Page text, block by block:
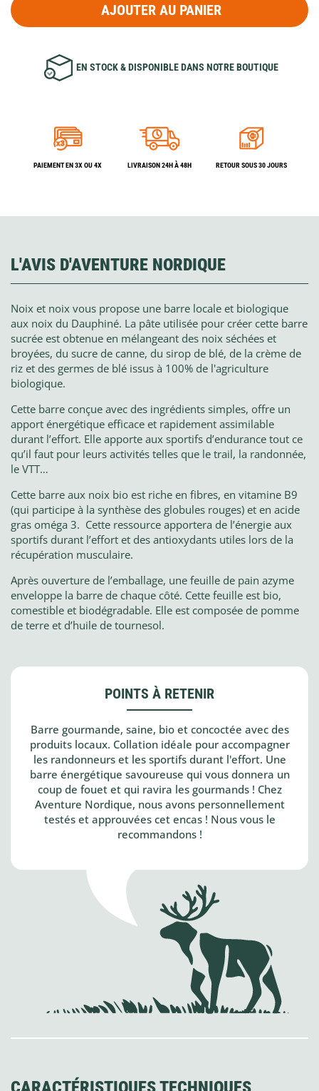
AJOUTER AU PANIER
EN STOCK & DISPONIBLE DANS NOTRE BOUTIQUE
PAIEMENT EN 3X OU 4X LIVRAISON 24H À 48H RETOUR SOUS 30 JOURS
L'AVIS D'AVENTURE NORDIQUE
Noix et noix vous propose une barre locale et biologique
aux noix du Dauphiné. La pâte utilisée pour créer cette barre
sucrée est obtenue en mélangeant des noix séchées et
broyées, du sucre de canne, du sirop de blé, de la crème de
riz et des germes de blé issus à 100% de l'agriculture
biologique.
Cette barre conçue avec des ingrédients simples, offre un
apport énergétique efficace et rapidement assimilable
durant l’effort. Elle apporte aux sportifs d’endurance tout ce
qu’il faut pour leurs activités telles que le trail, la randonnée,
le VTT…
Cette barre aux noix bio est riche en fibres, en vitamine B9
(qui participe à la synthèse des globules rouges) et en acide
gras oméga 3. Cette ressource apportera de l’énergie aux
sportifs durant l’effort et des antioxydants utiles lors de la
récupération musculaire.
Après ouverture de l’emballage, une feuille de pain azyme
enveloppe la barre de chaque côté. Cette feuille est bio,
comestible et biodégradable. Elle est composée de pomme
de terre et d’huile de tournesol.
POINTS À RETENIR
Barre gourmande, saine, bio et concoctée avec des
produits locaux. Collation idéale pour accompagner
les randonneurs et les sportifs durant l'effort. Une
barre énergétique savoureuse qui vous donnera un
coup de fouet et qui ravira les gourmands ! Chez
Aventure Nordique, nous avons personnellement
testés et approuvées cet encas ! Nous vous le
recommandons !